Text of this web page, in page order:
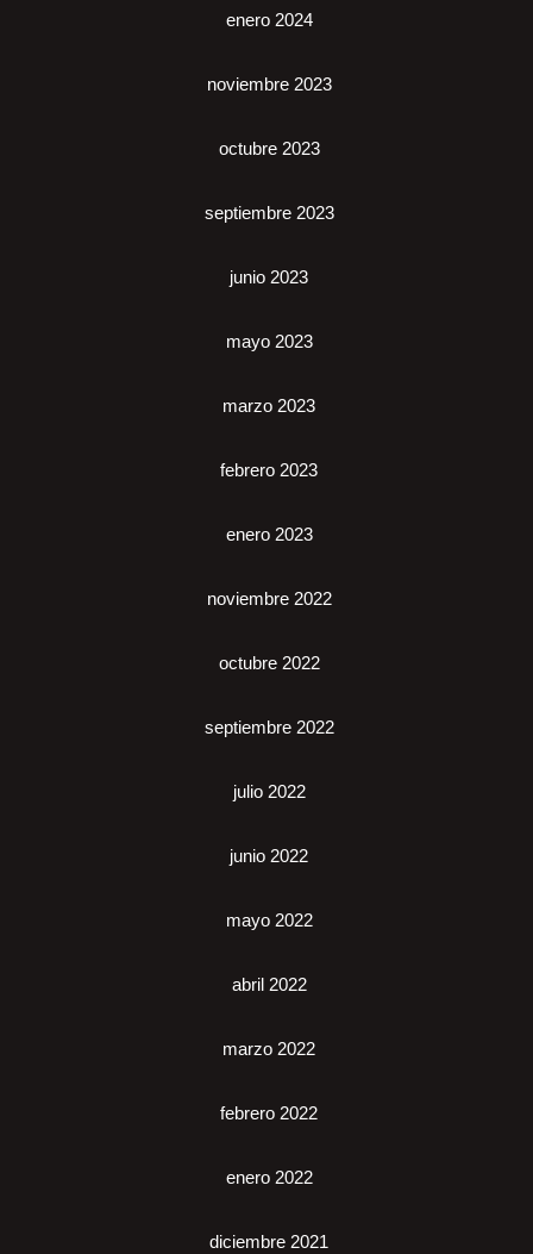
enero 2024
noviembre 2023
octubre 2023
septiembre 2023
junio 2023
mayo 2023
marzo 2023
febrero 2023
enero 2023
noviembre 2022
octubre 2022
septiembre 2022
julio 2022
junio 2022
mayo 2022
abril 2022
marzo 2022
febrero 2022
enero 2022
diciembre 2021